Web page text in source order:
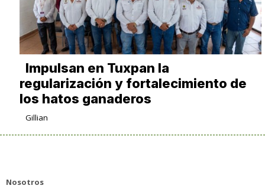
Impulsan en Tuxpan la
regularización y fortalecimiento de
los hatos ganaderos
Gillian
Nosotros